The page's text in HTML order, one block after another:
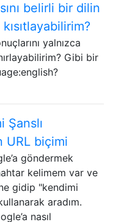
belirli bir dilin
yalnızca
Gibi bir
Şanslı
URL biçimi
göndermek
kelimem var ve
gidip "kendimi
aradım.
nasıl